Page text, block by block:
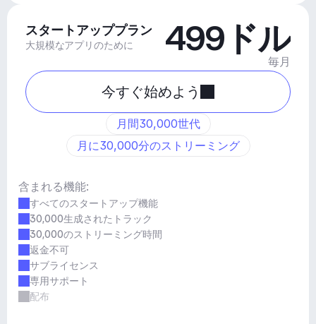
スタートアッププラン
大規模なアプリのために 499ドル
毎月
今すぐ始めよう
月間30,000世代
月に30,000分のストリーミング
含まれる機能:
すべてのスタートアップ機能
30,000生成されたトラック
30,000のストリーミング時間
返金不可
サブライセンス
専用サポート
配布